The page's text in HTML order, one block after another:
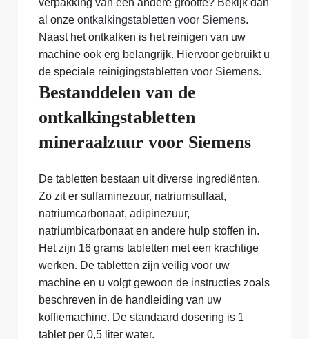
al onze ontkalkingstabletten voor Siemens.
Naast het ontkalken is het reinigen van uw
machine ook erg belangrijk. Hiervoor gebruikt u
de speciale reinigingstabletten voor Siemens.
Bestanddelen van de
ontkalkingstabletten
mineraalzuur voor Siemens
De tabletten bestaan uit diverse ingrediënten.
Zo zit er sulfaminezuur, natriumsulfaat,
natriumcarbonaat, adipinezuur,
natriumbicarbonaat en andere hulp stoffen in.
Het zijn 16 grams tabletten met een krachtige
werken. De tabletten zijn veilig voor uw
machine en u volgt gewoon de instructies zoals
beschreven in de handleiding van uw
koffiemachine. De standaard dosering is 1
tablet per 0,5 liter water.